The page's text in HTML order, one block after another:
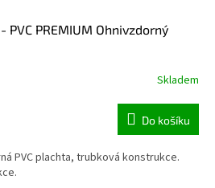
PREMIUM Ohnivzdorný
Skladem
Do košíku
PVC plachta, trubková konstrukce.